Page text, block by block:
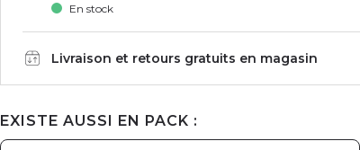
En stock
Livraison et retours gratuits en magasin
EXISTE AUSSI EN PACK :